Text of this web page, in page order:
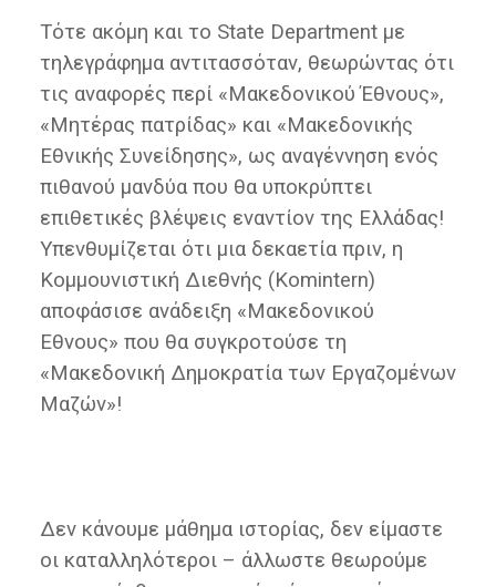
Τότε ακόμη και το State Department με
τηλεγράφημα αντιτασσόταν, θεωρώντας ότι
τις αναφορές περί «Μακεδονικού Έθνους»,
«Μητέρας πατρίδας» και «Μακεδονικής
Εθνικής Συνείδησης», ως αναγέννηση ενός
πιθανού μανδύα που θα υποκρύπτει
επιθετικές βλέψεις εναντίον της Ελλάδας!
Υπενθυμίζεται ότι μια δεκαετία πριν, η
Κομμουνιστική Διεθνής (Komintern)
αποφάσισε ανάδειξη «Μακεδονικού
Εθνους» που θα συγκροτούσε τη
«Μακεδονική Δημοκρατία των Εργαζομένων
Μαζών»!
Δεν κάνουμε μάθημα ιστορίας, δεν είμαστε
οι καταλληλότεροι – άλλωστε θεωρούμε